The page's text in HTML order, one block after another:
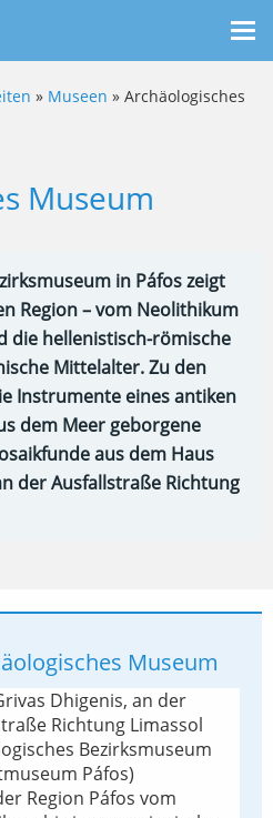
» Museen » Archäologisches
Museum
in Páfos zeigt
Region – vom Neolithikum
die hellenistisch-römische
Mittelalter. Zu den
Instrumente eines antiken
dem Meer geborgene
aus dem Haus
der Ausfallstraße Richtung
Museum
Dhigenis, an der
Richtung Limassol
Bezirksmuseum
Páfos)
Region Páfos vom